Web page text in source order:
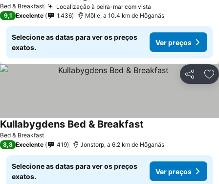
Bed & Breakfast Localização à beira-mar com vista
9,1 Excelente 1.436 Mölle, a 10.4 km de Höganäs
Selecione as datas para ver os preços
exatos.
Ver preços
Partilhar
Bed & Breakfast
Kullabygdens Bed & Breakfast
8,8 Excelente 419 Jonstorp, a 6.2 km de Höganäs
Selecione as datas para ver os preços
exatos.
Ver preços